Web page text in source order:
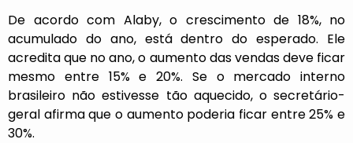
De acordo com Alaby, o crescimento de 18%, no
acumulado do ano, está dentro do esperado. Ele
acredita que no ano, o aumento das vendas deve ficar
mesmo entre 15% e 20%. Se o mercado interno
brasileiro não estivesse tão aquecido, o secretário-
geral afirma que o aumento poderia ficar entre 25% e
30%.